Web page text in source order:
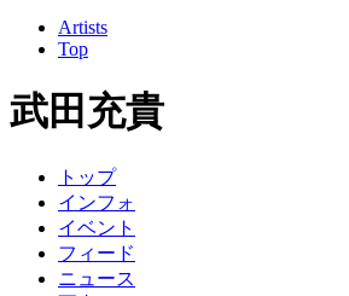
Artists
Top
武田充貴
トップ
インフォ
イベント
フィード
ニュース